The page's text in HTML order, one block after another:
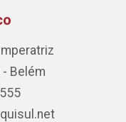
Belém